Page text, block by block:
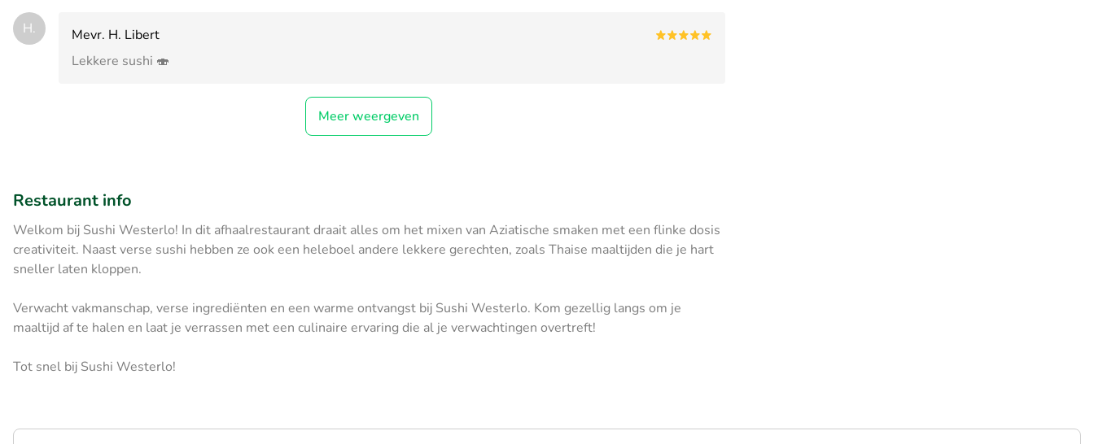
H.
Mevr. H. Libert
Lekkere sushi 🍣
Meer weergeven
Restaurant info
Welkom bij Sushi Westerlo! In dit afhaalrestaurant draait alles om het mixen van Aziatische smaken met een flinke dosis
creativiteit. Naast verse sushi hebben ze ook een heleboel andere lekkere gerechten, zoals Thaise maaltijden die je hart
sneller laten kloppen.
Verwacht vakmanschap, verse ingrediënten en een warme ontvangst bij Sushi Westerlo. Kom gezellig langs om je
maaltijd af te halen en laat je verrassen met een culinaire ervaring die al je verwachtingen overtreft!
Tot snel bij Sushi Westerlo!